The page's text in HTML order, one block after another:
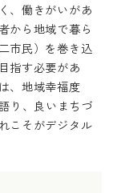
、働きがいがあ
から地域で暮ら
市民）を巻き込
指す必要があ
、地域幸福度
り、良いまちづ
こそがデジタル